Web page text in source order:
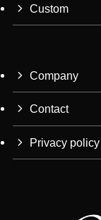
Custom
Company
Contact
Privacy policy